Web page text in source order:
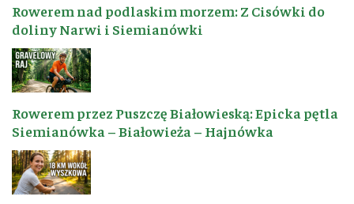
Rowerem nad podlaskim morzem: Z Cisówki do
doliny Narwi i Siemianówki
Rowerem przez Puszczę Białowieską: Epicka pętla
Siemianówka – Białowieża – Hajnówka